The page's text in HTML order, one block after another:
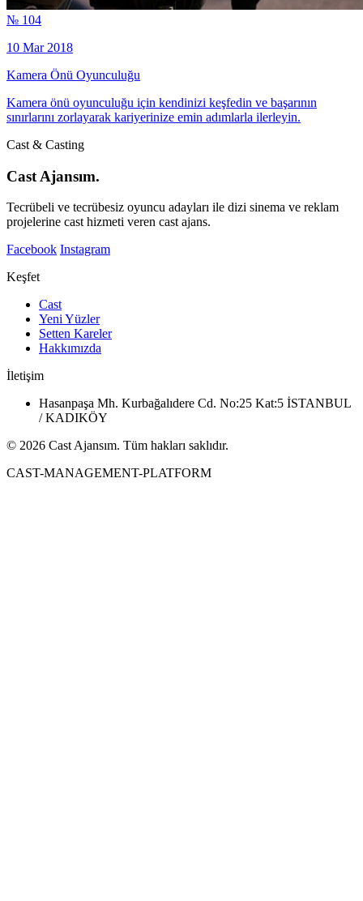
№ 104
10 Mar 2018
Kamera Önü Oyunculuğu
Kamera önü oyunculuğu için kendinizi keşfedin ve başarının
sınırlarını zorlayarak kariyerinize emin adımlarla ilerleyin.
Cast & Casting
Cast Ajansım.
Tecrübeli ve tecrübesiz oyuncu adayları ile dizi sinema ve reklam
projelerine cast hizmeti veren cast ajans.
Facebook Instagram
Keşfet
Cast
Yeni Yüzler
Setten Kareler
Hakkımızda
İletişim
Hasanpaşa Mh. Kurbağalıdere Cd. No:25 Kat:5 İSTANBUL
/ KADIKÖY
© 2026 Cast Ajansım. Tüm hakları saklıdır.
CAST-MANAGEMENT-PLATFORM